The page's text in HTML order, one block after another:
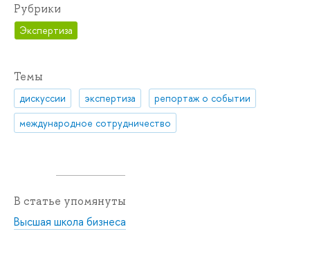
Рубрики
Экспертиза
Темы
дискуссии экспертиза
репортаж о событии
международное сотрудничество
В статье упомянуты
Высшая школа бизнеса